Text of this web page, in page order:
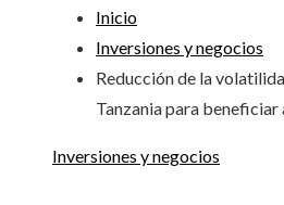
Inicio
Inversiones y negocios
Reducción de la
Tanzania para
Inversiones y negocios